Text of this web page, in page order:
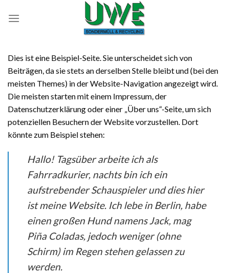
Dies ist eine Beispiel-Seite. Sie unterscheidet sich von
Beiträgen, da sie stets an derselben Stelle bleibt und (bei den
meisten Themes) in der Website-Navigation angezeigt wird.
Die meisten starten mit einem Impressum, der
Datenschutzerklärung oder einer „Über uns“-Seite, um sich
potenziellen Besuchern der Website vorzustellen. Dort
könnte zum Beispiel stehen:
Hallo! Tagsüber arbeite ich als
Fahrradkurier, nachts bin ich ein
aufstrebender Schauspieler und dies hier
ist meine Website. Ich lebe in Berlin, habe
einen großen Hund namens Jack, mag
Piña Coladas, jedoch weniger (ohne
Schirm) im Regen stehen gelassen zu
werden.